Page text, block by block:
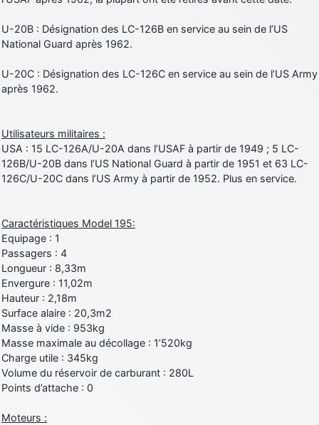
U-20B : Désignation des LC-126B en service au sein de l’US
National Guard après 1962.
U-20C : Désignation des LC-126C en service au sein de l’US Army
après 1962.
Utilisateurs militaires :
USA : 15 LC-126A/U-20A dans l’USAF à partir de 1949 ; 5 LC-
126B/U-20B dans l’US National Guard à partir de 1951 et 63 LC-
126C/U-20C dans l’US Army à partir de 1952. Plus en service.
Caractéristiques Model 195:
Equipage : 1
Passagers : 4
Longueur : 8,33m
Envergure : 11,02m
Hauteur : 2,18m
Surface alaire : 20,3m2
Masse à vide : 953kg
Masse maximale au décollage : 1’520kg
Charge utile : 345kg
Volume du réservoir de carburant : 280L
Points d’attache : 0
Moteurs :